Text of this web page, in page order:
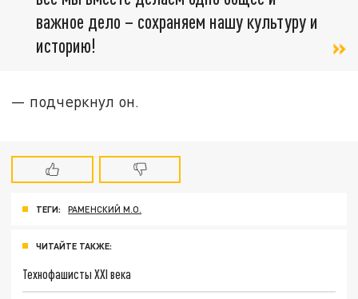
важное дело – сохраняем нашу культуру и
историю!
— подчеркнул он.
ТЕГИ: РАМЕНСКИЙ М.О.
ЧИТАЙТЕ ТАКЖЕ:
Технофашисты XXI века